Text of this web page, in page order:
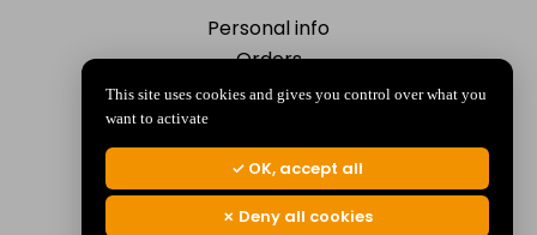
Personal info
Orders
Addresses
My alerts
This site uses cookies and gives you control over what you
want to activate
OK, accept all
Deny all cookies